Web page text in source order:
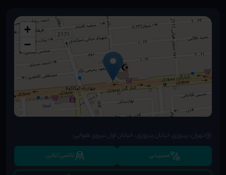
+
−
تهران، پیروزی خیابان پیروزی ، خیابان اول نیروی هوایی
مسیریابی تاکسی آنلاین